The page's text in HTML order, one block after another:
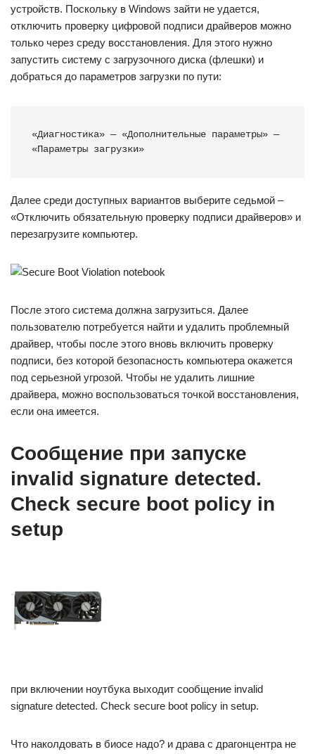
устройств. Поскольку в Windows зайти не удается,
отключить проверку цифровой подписи драйверов можно
только через среду восстановления. Для этого нужно
запустить систему с загрузочного диска (флешки) и
добраться до параметров загрузки по пути:
«Диагностика» — «Дополнительные параметры» —
«Параметры загрузки»
Далее среди доступных вариантов выберите седьмой –
«Отключить обязательную проверку подписи драйверов» и
перезагрузите компьютер.
После этого система должна загрузиться. Далее
пользователю потребуется найти и удалить проблемный
драйвер, чтобы после этого вновь включить проверку
подписи, без которой безопасность компьютера окажется
под серьезной угрозой. Чтобы не удалить лишние
драйвера, можно воспользоваться точкой восстановления,
если она имеется.
Сообщение при запуске
invalid signature detected.
Check secure boot policy in
setup
при включении ноутбука выходит сообщение invalid
signature detected. Check secure boot policy in setup.
Что наколдовать в биосе надо? и драва с драгонцентра не